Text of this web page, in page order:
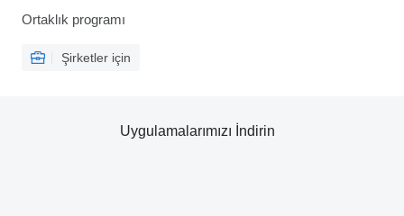
Ortaklık programı
Şirketler için
Uygulamalarımızı İndirin